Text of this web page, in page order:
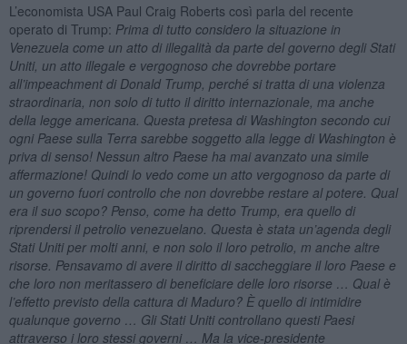
L’economista USA Paul Craig Roberts così parla del recente
operato di Trump: Prima di tutto considero la situazione in
Venezuela come un atto di illegalità da parte del governo degli Stati
Uniti, un atto illegale e vergognoso che dovrebbe portare
all’impeachment di Donald Trump, perché si tratta di una violenza
straordinaria, non solo di tutto il diritto internazionale, ma anche
della legge americana. Questa pretesa di Washington secondo cui
ogni Paese sulla Terra sarebbe soggetto alla legge di Washington è
priva di senso! Nessun altro Paese ha mai avanzato una simile
affermazione! Quindi lo vedo come un atto vergognoso da parte di
un governo fuori controllo che non dovrebbe restare al potere. Qual
era il suo scopo? Penso, come ha detto Trump, era quello di
riprendersi il petrolio venezuelano. Questa è stata un’agenda degli
Stati Uniti per molti anni, e non solo il loro petrolio, m anche altre
risorse. Pensavamo di avere il diritto di saccheggiare il loro Paese e
che loro non meritassero di beneficiare delle loro risorse … Qual è
l’effetto previsto della cattura di Maduro? È quello di intimidire
qualunque governo … Gli Stati Uniti controllano questi Paesi
attraverso i loro stessi governi … Ma la vice-presidente